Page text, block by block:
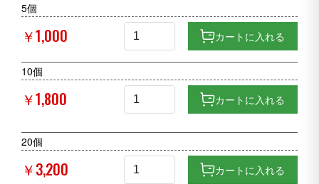
5個
￥1,000 カートに入れる
10個
￥1,800 カートに入れる
20個
￥3,200 カートに入れる